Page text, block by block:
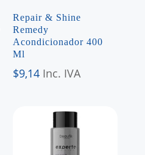
Repair & Shine
Remedy
Acondicionador 400
Ml
$9,14 Inc. IVA